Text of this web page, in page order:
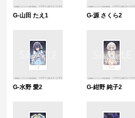
G-山田 たえ1 G-源 さくら2
G-水野 愛2 G-紺野 純子2